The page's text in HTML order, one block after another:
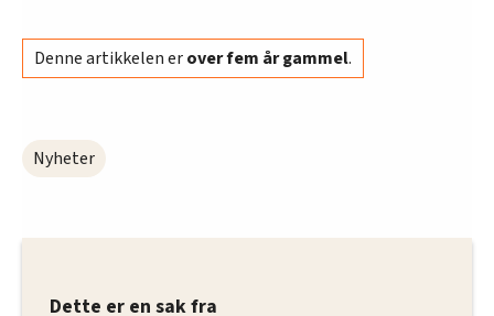
Denne artikkelen erover fem år gammel.
Nyheter
Dette er en sak fra